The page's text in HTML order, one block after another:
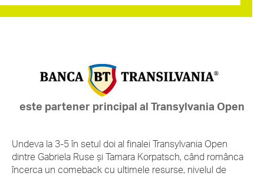
este partener principal al Transylvania Open
Undeva la 3-5 în setul doi al finalei Transylvania Open
dintre Gabriela Ruse și Tamara Korpatsch, când românca
încerca un comeback cu ultimele resurse, nivelul de